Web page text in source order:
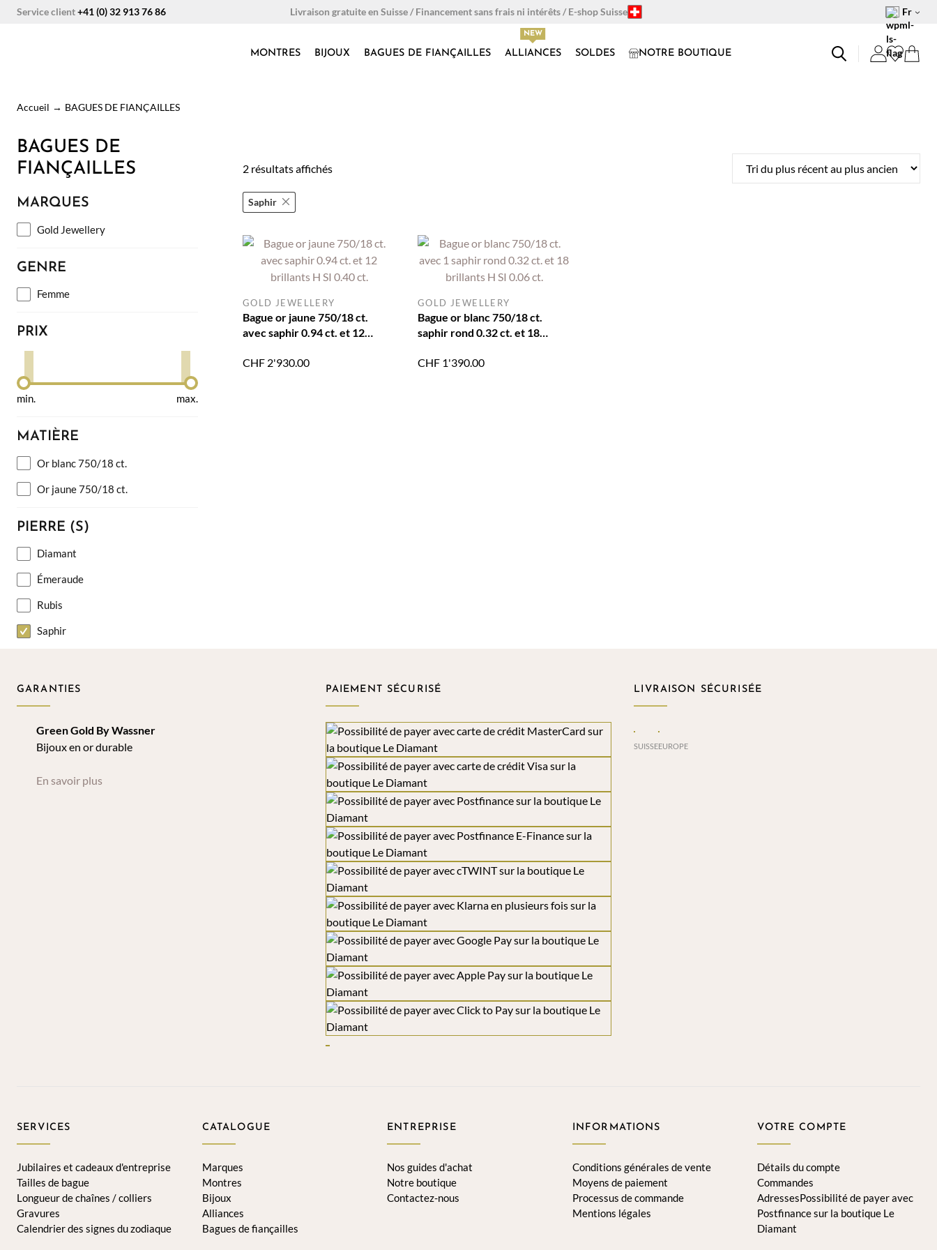
AllerService client+41 (0) 32 913 76 86 Livraison gratuite en Suisse / Financement sans frais ni intérêts / E-shop Suisse Fr
MONTRES BIJOUX BAGUES DE FIANÇAILLES ALLIANCES SOLDES NOTRE BOUTIQUE
Accueil → BAGUES DE FIANÇAILLES
2 résultats affichés
Saphir
Bague or jaune 750/18 ct.
avec saphir 0.94 ct. et 12
GOLD JEWELLERY
CHF 2'930.00
Bague or blanc 750/18 ct.
saphir rond 0.32 ct. et 18
GOLD JEWELLERY
CHF 1'390.00
BAGUES DE
FIANÇAILLES
MARQUES
Gold Jewellery
GENRE
Femme
PRIX
min. max.
MATIÈRE
Or blanc 750/18 ct.
Or jaune 750/18 ct.
PIERRE (S)
Diamant
Émeraude
Rubis
Saphir
GARANTIES
Green Gold By Wassner
Bijoux en or durable
En savoir plus
PAIEMENT SÉCURISÉ LIVRAISON SÉCURISÉE
SUISSEEUROPE
SERVICES
Jubilaires et cadeaux d'entreprise
Tailles de bague
Longueur de chaînes / colliers
Gravures
Calendrier des signes du zodiaque
CATALOGUE
Marques
Montres
Bijoux
Alliances
Bagues de fiançailles
ENTREPRISE
Nos guides d'achat
Notre boutique
Contactez-nous
INFORMATIONS
Conditions générales de vente
Moyens de paiement
Processus de commande
Mentions légales
VOTRE COMPTE
Détails du compte
Commandes
AdressesPossibilité de payer avec
Postfinance sur la boutique Le
Diamant